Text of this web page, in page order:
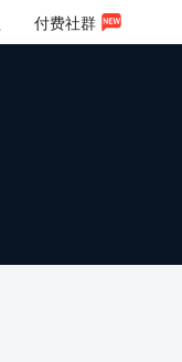
付费社群